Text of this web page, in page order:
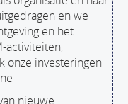
en we
en het
activiteiten,
onze investeringen
nieuwe